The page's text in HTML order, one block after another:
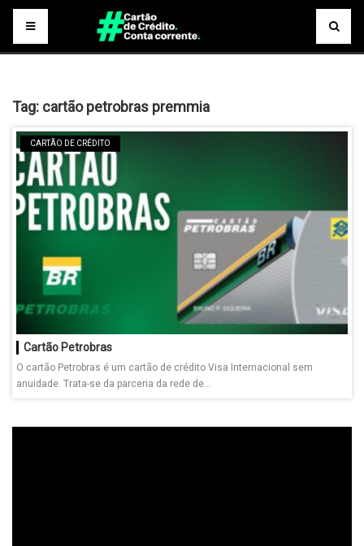
Tag: cartão petrobras premmia
CARTÃO DE CRÉDITO
Cartão Petrobras
O cartão Petrobras é um cartão de crédito Visa Internacional sem
anuidade. Trata-se da parceria da rede de...